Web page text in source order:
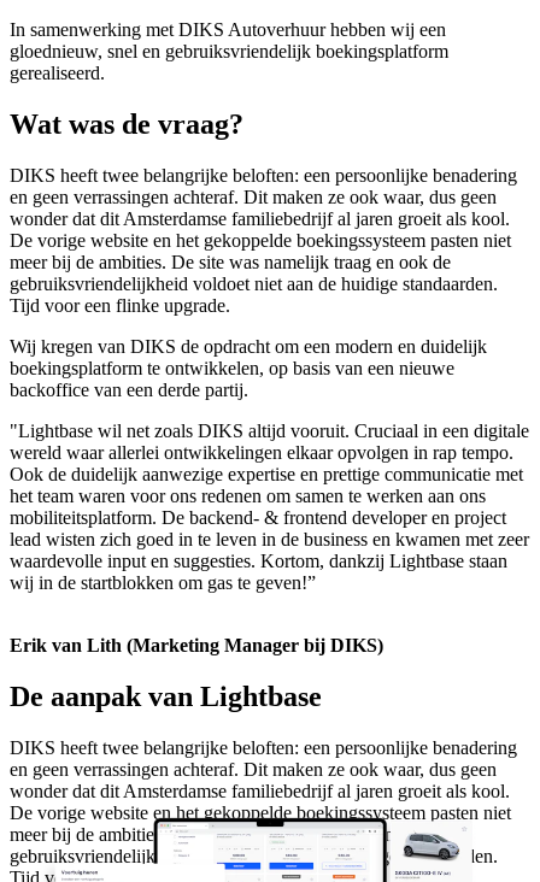
In samenwerking met DIKS Autoverhuur hebben wij een
gloednieuw, snel en gebruiksvriendelijk boekingsplatform
gerealiseerd.
Wat was de vraag?
DIKS heeft twee belangrijke beloften: een persoonlijke benadering
en geen verrassingen achteraf. Dit maken ze ook waar, dus geen
wonder dat dit Amsterdamse familiebedrijf al jaren groeit als kool.
De vorige website en het gekoppelde boekingssysteem pasten niet
meer bij de ambities. De site was namelijk traag en ook de
gebruiksvriendelijkheid voldoet niet aan de huidige standaarden.
Tijd voor een flinke upgrade.
Wij kregen van DIKS de opdracht om een modern en duidelijk
boekingsplatform te ontwikkelen, op basis van een nieuwe
backoffice van een derde partij.
"Lightbase wil net zoals DIKS altijd vooruit. Cruciaal in een digitale
wereld waar allerlei ontwikkelingen elkaar opvolgen in rap tempo.
Ook de duidelijk aanwezige expertise en prettige communicatie met
het team waren voor ons redenen om samen te werken aan ons
mobiliteitsplatform. De backend- & frontend developer en project
lead wisten zich goed in te leven in de business en kwamen met zeer
waardevolle input en suggesties. Kortom, dankzij Lightbase staan
wij in de startblokken om gas te geven!”
Erik van Lith (Marketing Manager bij DIKS)
De aanpak van Lightbase
DIKS heeft twee belangrijke beloften: een persoonlijke benadering
en geen verrassingen achteraf. Dit maken ze ook waar, dus geen
wonder dat dit Amsterdamse familiebedrijf al jaren groeit als kool.
De vorige website en het gekoppelde boekingssysteem pasten niet
meer bij de ambities. De site was namelijk traag en ook de
gebruiksvriendelijkheid voldoet niet aan de huidige standaarden.
Tijd voor een flinke upgrade.